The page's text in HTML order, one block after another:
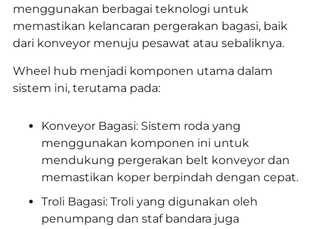
menggunakan berbagai teknologi untuk
memastikan kelancaran pergerakan bagasi, baik
dari konveyor menuju pesawat atau sebaliknya.
Wheel hub menjadi komponen utama dalam
sistem ini, terutama pada:
Konveyor Bagasi: Sistem roda yang
menggunakan komponen ini untuk
mendukung pergerakan belt konveyor dan
memastikan koper berpindah dengan cepat.
Troli Bagasi: Troli yang digunakan oleh
penumpang dan staf bandara juga